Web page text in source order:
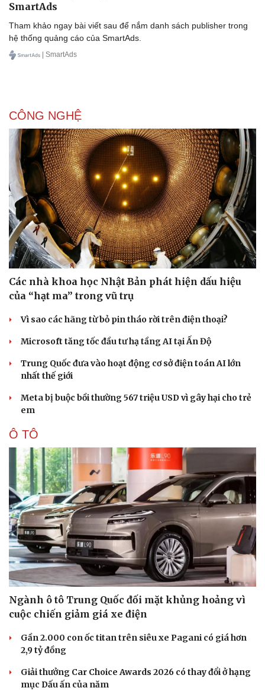
Sức khỏe
Dinh dưỡng - món ngon
Cây thuốc
Sản phụ khoa
Nhi khoa
Nam khoa
Làm đẹp - giảm cân
Phòng mạch online
Ăn sạch sống khỏe
Đời sống
Nhà đẹp
Blog
Tình yêu - Gia đình
SmartAds
Tham khảo ngay bài viết sau để nắm danh sách publisher trong
hệ thống quảng cáo của SmartAds.
| SmartAds
CÔNG NGHỆ
Các nhà khoa học Nhật Bản phát hiện dấu hiệu
của “hạt ma” trong vũ trụ
Vì sao các hãng từ bỏ pin tháo rời trên điện thoại?
Microsoft tăng tốc đầu tư hạ tầng AI tại Ấn Độ
Trung Quốc đưa vào hoạt động cơ sở điện toán AI lớn
nhất thế giới
Meta bị buộc bồi thường 567 triệu USD vì gây hại cho trẻ
em
Ô TÔ
Ngành ô tô Trung Quốc đối mặt khủng hoảng vì
cuộc chiến giảm giá xe điện
Gần 2.000 con ốc titan trên siêu xe Pagani có giá hơn
2,9 tỷ đồng
Giải thưởng Car Choice Awards 2026 có thay đổi ở hạng
mục Dấu ấn của năm